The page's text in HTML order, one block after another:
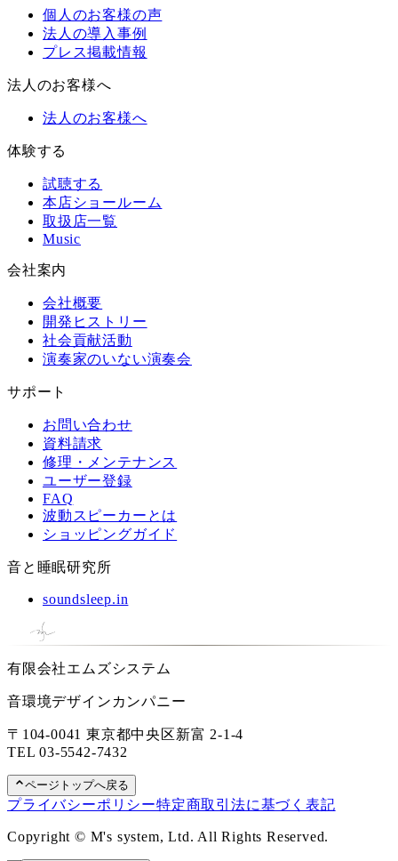
個人のお客様の声
法人の導入事例
プレス掲載情報
法人のお客様へ
法人のお客様へ
体験する
試聴する
本店ショールーム
取扱店一覧
Music
会社案内
会社概要
開発ヒストリー
社会貢献活動
演奏家のいない演奏会
サポート
お問い合わせ
資料請求
修理・メンテナンス
ユーザー登録
FAQ
波動スピーカーとは
ショッピングガイド
音と睡眠研究所
soundsleep.in
有限会社エムズシステム
音環境デザインカンパニー
〒104-0041 東京都中央区新富 2-1-4
TEL03-5542-7432
ページトップへ戻る
プライバシーポリシー特定商取引法に基づく表記
Copyright © M's system, Ltd. All Rights Reserved.